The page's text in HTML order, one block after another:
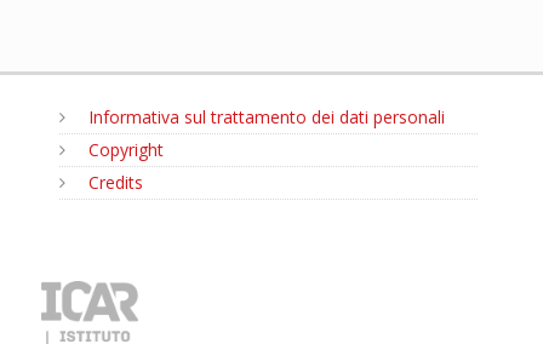
Informativa sul trattamento dei dati personali
Copyright
Credits